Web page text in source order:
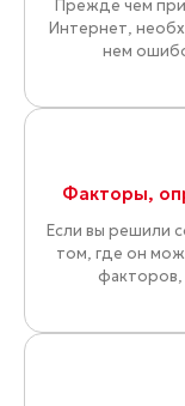
Прежде чем
Интернет,
нем
Факторы,
Если вы решили
том, где он